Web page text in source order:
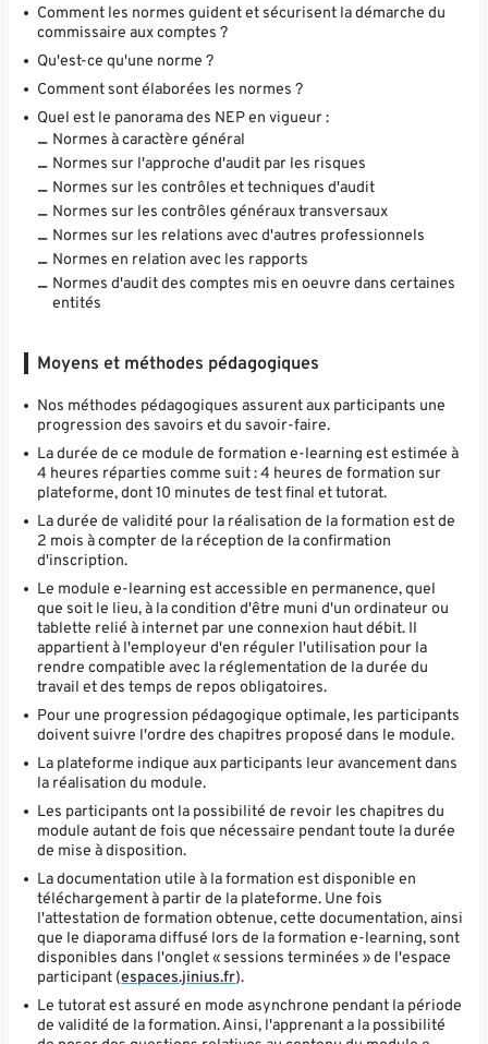
Comment les normes guident et sécurisent la démarche du
commissaire aux comptes ?
Qu'est-ce qu'une norme ?
Comment sont élaborées les normes ?
Quel est le panorama des NEP en vigueur :
Normes à caractère général
Normes sur l'approche d'audit par les risques
Normes sur les contrôles et techniques d'audit
Normes sur les contrôles généraux transversaux
Normes sur les relations avec d'autres professionnels
Normes en relation avec les rapports
Normes d'audit des comptes mis en oeuvre dans certaines
entités
Moyens et méthodes pédagogiques
Nos méthodes pédagogiques assurent aux participants une
progression des savoirs et du savoir-faire.
La durée de ce module de formation e-learning est estimée à
4 heures réparties comme suit : 4 heures de formation sur
plateforme, dont 10 minutes de test final et tutorat.
La durée de validité pour la réalisation de la formation est de
2 mois à compter de la réception de la confirmation
d'inscription.
Le module e-learning est accessible en permanence, quel
que soit le lieu, à la condition d'être muni d'un ordinateur ou
tablette relié à internet par une connexion haut débit. Il
appartient à l'employeur d'en réguler l'utilisation pour la
rendre compatible avec la réglementation de la durée du
travail et des temps de repos obligatoires.
Pour une progression pédagogique optimale, les participants
doivent suivre l'ordre des chapitres proposé dans le module.
La plateforme indique aux participants leur avancement dans
la réalisation du module.
Les participants ont la possibilité de revoir les chapitres du
module autant de fois que nécessaire pendant toute la durée
de mise à disposition.
La documentation utile à la formation est disponible en
téléchargement à partir de la plateforme. Une fois
l'attestation de formation obtenue, cette documentation, ainsi
que le diaporama diffusé lors de la formation e-learning, sont
disponibles dans l'onglet « sessions terminées » de l'espace
participant (espaces.jinius.fr).
Le tutorat est assuré en mode asynchrone pendant la période
de validité de la formation. Ainsi, l'apprenant a la possibilité